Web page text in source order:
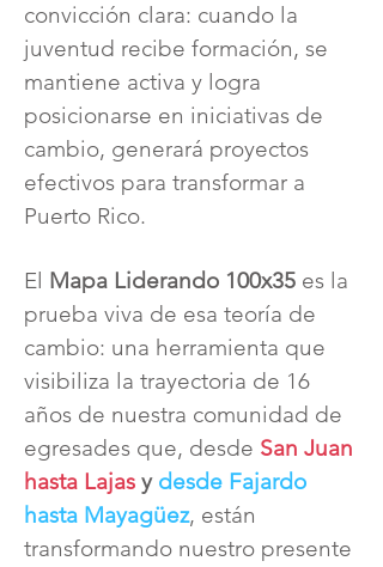
convicción clara: cuando la
juventud recibe formación, se
mantiene activa y logra
posicionarse en iniciativas de
cambio, generará proyectos
efectivos para transformar a
Puerto Rico.
El Mapa Liderando 100x35 es la
prueba viva de esa teoría de
cambio: una herramienta que
visibiliza la trayectoria de 16
años de nuestra comunidad de
egresades que, desde San Juan
hasta Lajas y desde Fajardo
hasta Mayagüez, están
transformando nuestro presente